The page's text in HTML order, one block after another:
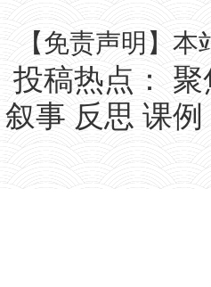
【免责声明】
投稿热点：聚
叙事 反思 课例